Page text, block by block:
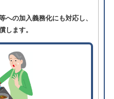
への加入義務化にも対応し、
します。